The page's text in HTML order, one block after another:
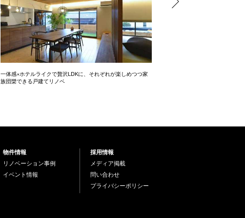
一体感×ホテルライクで贅沢LDKに、それぞれが楽しめつつ家
族団欒できる戸建てリノベ
物件情報
リノベーション事例
イベント情報
採用情報
メディア掲載
問い合わせ
プライバシーポリシー